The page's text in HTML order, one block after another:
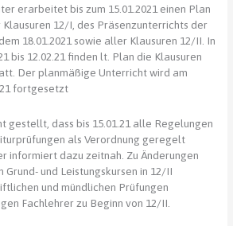
erarbeitet bis zum 15.01.2021 einen Plan
12/I, des Präsenzunterrichts der
18.01.2021 sowie aller Klausuren 12/II. In
bis 12.02.21 finden lt. Plan die Klausuren
Der planmäßige Unterricht wird am
fortgesetzt
gestellt, dass bis 15.01.21 alle Regelungen
als Verordnung geregelt
informiert dazu zeitnah. Zu Änderungen
und Leistungskursen in 12/II
und mündlichen Prüfungen
Fachlehrer zu Beginn von 12/II.